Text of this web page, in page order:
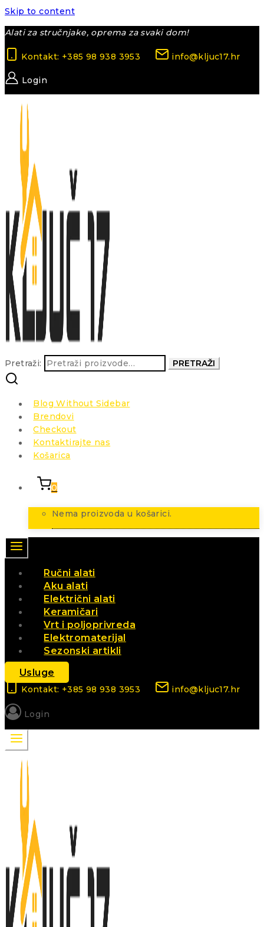
Skip to content
Alati za stručnjake, oprema za svaki dom!
Kontakt: +385 98 938 3953 info@kljuc17.hr
Login
Pretraži: PRETRAŽI
Blog Without Sidebar
Brendovi
Checkout
Kontaktirajte nas
Košarica
0
Nema proizvoda u košarici.
Ručni alati
Aku alati
Električni alati
Keramičari
Vrt i poljoprivreda
Elektromaterijal
Sezonski artikli
Usluge
Kontakt: +385 98 938 3953 info@kljuc17.hr
Login